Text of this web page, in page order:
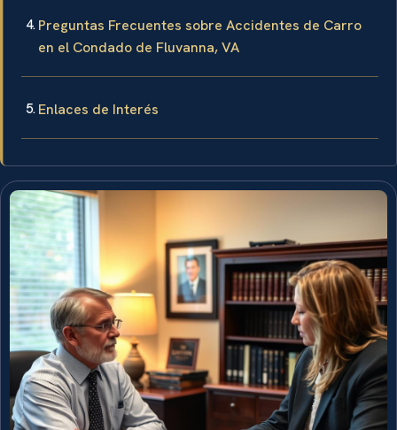
Preguntas Frecuentes sobre Accidentes de Carro
en el Condado de Fluvanna, VA
Enlaces de Interés